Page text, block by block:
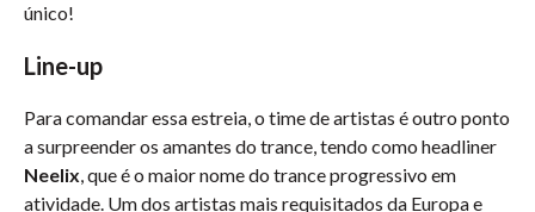
único!
Line-up
Para comandar essa estreia, o time de artistas é outro ponto
a surpreender os amantes do trance, tendo como headliner
Neelix, que é o maior nome do trance progressivo em
atividade. Um dos artistas mais requisitados da Europa e